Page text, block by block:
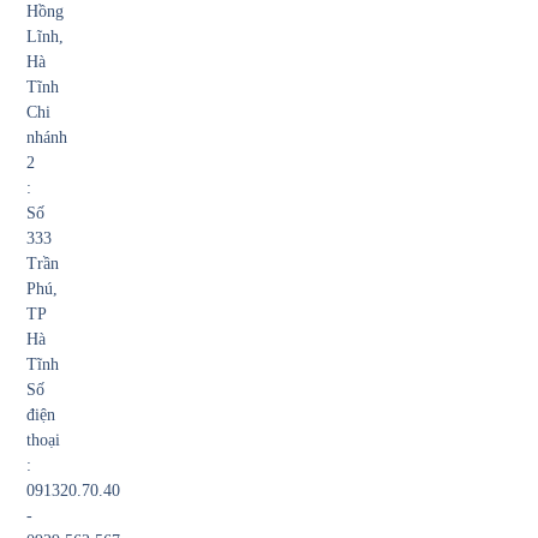
Hồng
Lĩnh,
Hà
Tĩnh
Chi
nhánh
2
:
Số
333
Trần
Phú,
TP
Hà
Tĩnh
Số
điện
thoại
:
091320.70.40
-